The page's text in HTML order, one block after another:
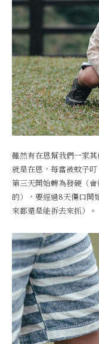
雖然有在恩幫我們一家
就是在恩，每當被蚊子
第三天開始轉為發硬（
的），要經過8天傷口開
來都還是能拆去來抓）。